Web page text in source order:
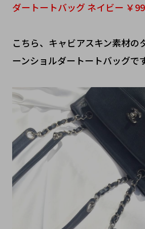
ダートートバッグ ネイビー ￥
こちら、キャビアスキン素材の
ーンショルダートートバッグです